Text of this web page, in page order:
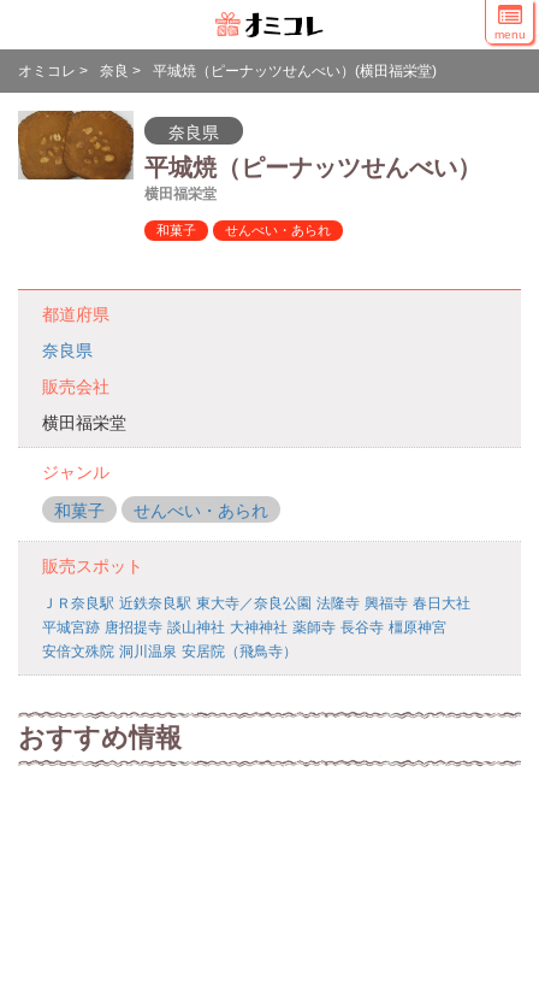
menu
オミコレ > 奈良 > 平城焼（ピーナッツせんべい）(横田福栄堂)
奈良県
平城焼（ピーナッツせんべい）
横田福栄堂
和菓子 せんべい・あられ
都道府県
奈良県
販売会社
横田福栄堂
ジャンル
和菓子
せんべい・あられ
販売スポット
ＪＲ奈良駅 近鉄奈良駅 東大寺／奈良公園 法隆寺 興福寺 春日大社
平城宮跡 唐招提寺 談山神社 大神神社 薬師寺 長谷寺 橿原神宮
安倍文殊院 洞川温泉 安居院（飛鳥寺）
おすすめ情報